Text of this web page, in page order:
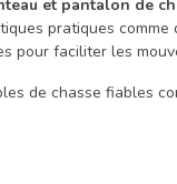
et pantalon de
pratiques comme
pour faciliter les
de chasse fiables